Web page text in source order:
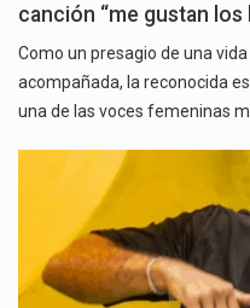
canción “me gustan los
Como un presagio de una
acompañada, la reconocida
una de las voces femeninas